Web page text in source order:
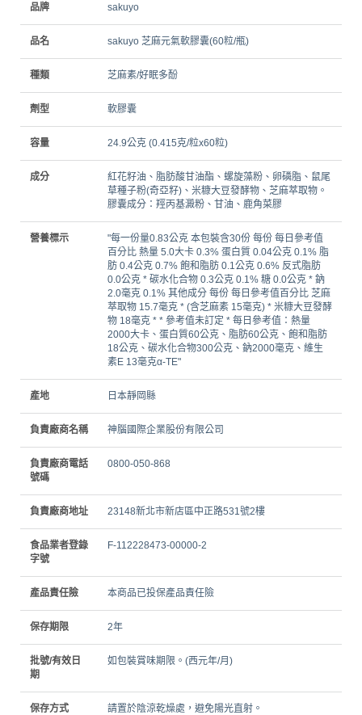
品牌 sakuyo
品名 sakuyo 芝麻元氣軟膠囊(60粒/瓶)
種類 芝麻素/好眠多酚
劑型 軟膠囊
容量 24.9公克 (0.415克/粒x60粒)
成分
紅花籽油、脂肪酸甘油酯、螺旋藻粉、卵磷脂、鼠尾
草種子粉(奇亞籽)、米糠大豆發酵物、芝麻萃取物。
膠囊成分：羥丙基澱粉、甘油、鹿角菜膠
營養標示
"每一份量0.83公克 本包裝含30份 每份 每日參考值
百分比 熱量 5.0大卡 0.3% 蛋白質 0.04公克 0.1% 脂
肪 0.4公克 0.7% 飽和脂肪 0.1公克 0.6% 反式脂肪
0.0公克 * 碳水化合物 0.3公克 0.1% 糖 0.0公克 * 鈉
2.0毫克 0.1% 其他成分 每份 每日參考值百分比 芝麻
萃取物 15.7毫克 * (含芝麻素 15毫克) * 米糠大豆發酵
物 18毫克 * * 參考值未訂定 * 每日參考值：熱量
2000大卡、蛋白質60公克、脂肪60公克、飽和脂肪
18公克、碳水化合物300公克、鈉2000毫克、維生
素E 13毫克α-TE"
產地 日本靜岡縣
負責廠商名稱 神腦國際企業股份有限公司
負責廠商電話
號碼
0800-050-868
負責廠商地址 23148新北市新店區中正路531號2樓
食品業者登錄
字號
F-112228473-00000-2
產品責任險 本商品已投保產品責任險
保存期限 2年
批號/有效日
期
如包裝賞味期限。(西元年/月)
保存方式 請置於陰涼乾燥處，避免陽光直射。